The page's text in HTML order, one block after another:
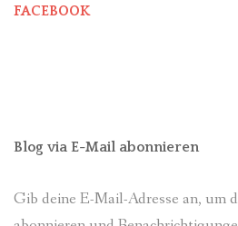
FACEBOOK
Blog via E-Mail abonnieren
Gib deine E-Mail-Adresse an, um